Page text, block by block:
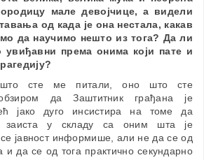
мале девојчице, а видели
од када је она нестала, какав
да научимо нешто из тога? Да ли
према онима који пате и
сте ме питали, оно што сте
да Заштитник грађана је
јако дуго инсистира на томе да
заиста у складу са оним шта је
се јавност информише, али не да се од
и да се од тога практично секундарно